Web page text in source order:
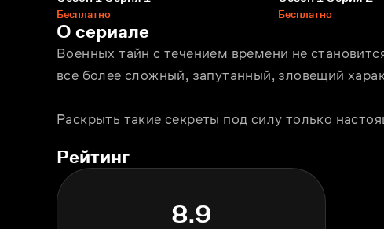
Бесплатно Бесплатно
О сериале
Военных тайн с течением времени не
все более сложный, запутанный, зловещий
Раскрыть такие секреты под силу только
Рейтинг
8.9